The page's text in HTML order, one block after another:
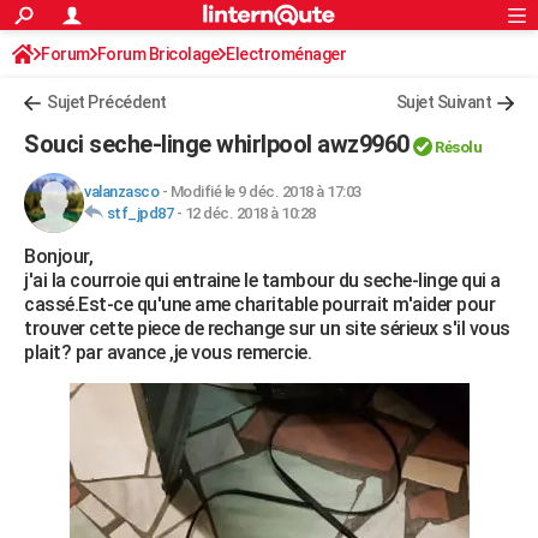
ACTUALITÉS
Politique
Société
Faits Divers
Education
Monde
Villes
+
FINANCE
Retraite
Impôts
Epargne
Immobilier
Risques naturels par ville
Banque
Assurance
Crédit
AUTO
Essais
Réserver un essai
Citadines
Berlines
SUV
Forum auto
+HIGH-TECH
Mobiles
Meilleur smartphone
Internet
Ordinateurs
Jeux vidéo
Guide high-tech
+BRICOLAGE
Forum
Aménagement intérieur
Extérieur
Cuisine
Salle de bains
Jardinage
Rangement
Guides de France
Week-end nature
Art de vivre
Bien-être
Modes de vie
Alimentation
Guide de la santé
Maladies
Médicaments
Sommeil
S'inscrire
Connexion
Forum Forum Bricolage Electroménager
Sujet Précédent Sujet Suivant
Souci seche-linge whirlpool awz9960 Résolu
valanzasco- Modifié le 9 déc. 2018 à 17:03
stf_jpd87- 12 déc. 2018 à 10:28
Bonjour,
j'ai la courroie qui entraine le tambour du seche-linge qui a
cassé.Est-ce qu'une ame charitable pourrait m'aider pour
trouver cette piece de rechange sur un site sérieux s'il vous
plait? par avance ,je vous remercie.